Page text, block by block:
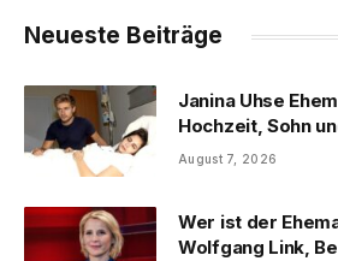
Neueste Beiträge
Janina Uhse
Hochzeit, Sohn
August 7, 2026
Wer ist der
Wolfgang Link,